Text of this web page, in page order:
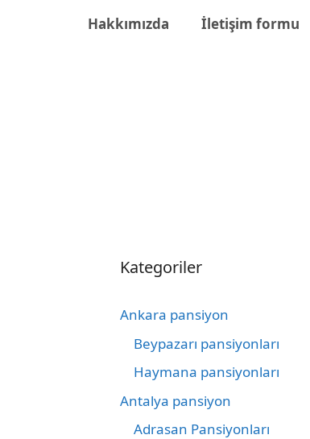
Hakkımızda İletişim formu
Kategoriler
Ankara pansiyon
Beypazarı pansiyonları
Haymana pansiyonları
Antalya pansiyon
Adrasan Pansiyonları